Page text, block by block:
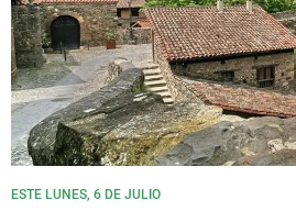
ESTE LUNES, 6 DE JULIO